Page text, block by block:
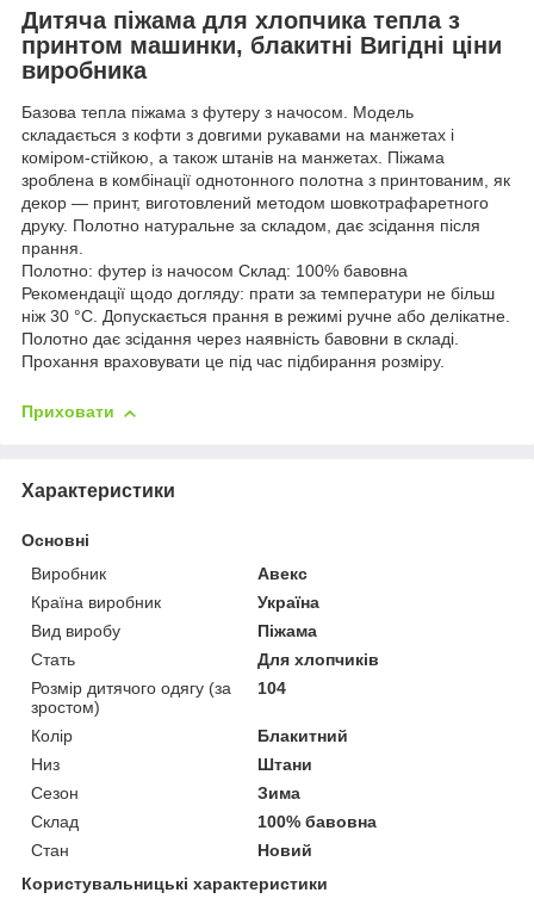
Дитяча піжама для хлопчика тепла з
принтом машинки, блакитні Вигідні ціни
виробника
Базова тепла піжама з футеру з начосом. Модель
складається з кофти з довгими рукавами на манжетах і
коміром-стійкою, а також штанів на манжетах. Піжама
зроблена в комбінації однотонного полотна з принтованим, як
декор — принт, виготовлений методом шовкотрафаретного
друку. Полотно натуральне за складом, дає зсідання після
прання.
Полотно: футер із начосом Склад: 100% бавовна
Рекомендації щодо догляду: прати за температури не більш
ніж 30 °C. Допускається прання в режимі ручне або делікатне.
Полотно дає зсідання через наявність бавовни в складі.
Прохання враховувати це під час підбирання розміру.
Приховати
Характеристики
Основні
Виробник
Авекс
Країна виробник
Україна
Вид виробу
Піжама
Стать
Для хлопчиків
Розмір дитячого одягу (за
зростом)
104
Колір
Блакитний
Низ
Штани
Сезон
Зима
Склад
100% бавовна
Стан
Новий
Користувальницькі характеристики